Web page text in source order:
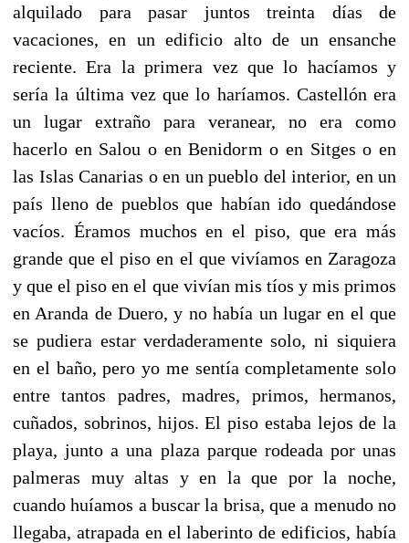
alquilado para pasar juntos treinta días de
vacaciones, en un edificio alto de un ensanche
reciente. Era la primera vez que lo hacíamos y
sería la última vez que lo haríamos. Castellón era
un lugar extraño para veranear, no era como
hacerlo en Salou o en Benidorm o en Sitges o en
las Islas Canarias o en un pueblo del interior, en un
país lleno de pueblos que habían ido quedándose
vacíos. Éramos muchos en el piso, que era más
grande que el piso en el que vivíamos en Zaragoza
y que el piso en el que vivían mis tíos y mis primos
en Aranda de Duero, y no había un lugar en el que
se pudiera estar verdaderamente solo, ni siquiera
en el baño, pero yo me sentía completamente solo
entre tantos padres, madres, primos, hermanos,
cuñados, sobrinos, hijos. El piso estaba lejos de la
playa, junto a una plaza parque rodeada por unas
palmeras muy altas y en la que por la noche,
cuando huíamos a buscar la brisa, que a menudo no
llegaba, atrapada en el laberinto de edificios, había